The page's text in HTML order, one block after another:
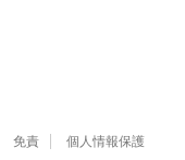
免責
個人情報保護